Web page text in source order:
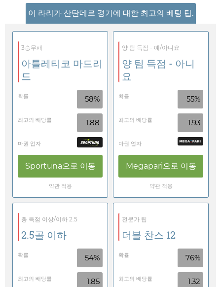
이 라리가 산탄데르 경기에 대한 최고의 베팅 팁.
3승무패
아틀레티코 마드리
드
확률 58%
최고의 배당률 1.88
마권 업자
Sportuna으로 이동
약관 적용
양 팀 득점 - 예/아니요
양 팀 득점 - 아니
요
확률 55%
최고의 배당률 1.93
마권 업자
Megapari으로 이동
약관 적용
총 득점 이상/이하 2.5
2.5골 이하
확률 54%
최고의 배당률 1.85
전문가 팁
더블 찬스 12
확률 76%
최고의 배당률 1.32